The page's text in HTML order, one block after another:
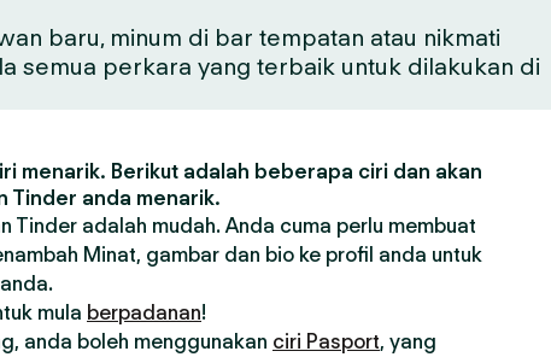
baru, minum di bar tempatan atau nikmati
semua perkara yang terbaik untuk dilakukan di
menarik. Berikut adalah beberapa ciri dan akan
Tinder anda menarik.
Tinder adalah mudah. Anda cuma perlu membuat
Minat, gambar dan bio ke profil anda untuk
mula berpadanan!
anda boleh menggunakan ciri Pasport, yang